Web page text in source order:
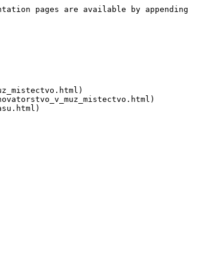
pages are available by appending